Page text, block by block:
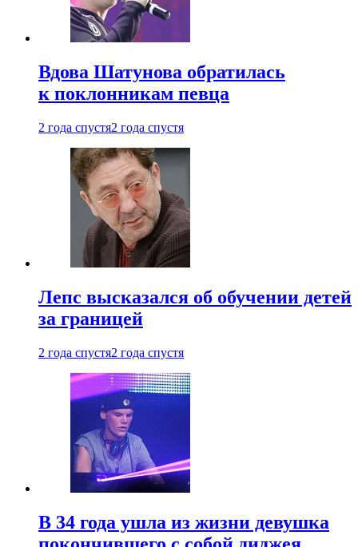
Вдова Шатунова обратилась
к поклонникам певца
2 года спустя2 года спустя
Лепс высказался об обучении детей
за границей
2 года спустя2 года спустя
В 34 года ушла из жизни девушка